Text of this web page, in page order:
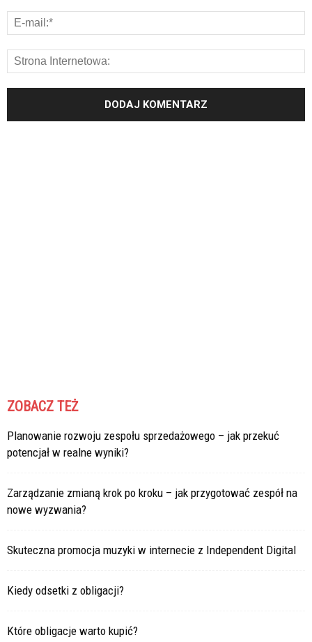
ZOBACZ TEŻ
Planowanie rozwoju zespołu sprzedażowego – jak przekuć
potencjał w realne wyniki?
Zarządzanie zmianą krok po kroku – jak przygotować zespół na
nowe wyzwania?
Skuteczna promocja muzyki w internecie z Independent Digital
Kiedy odsetki z obligacji?
Które obligacje warto kupić?